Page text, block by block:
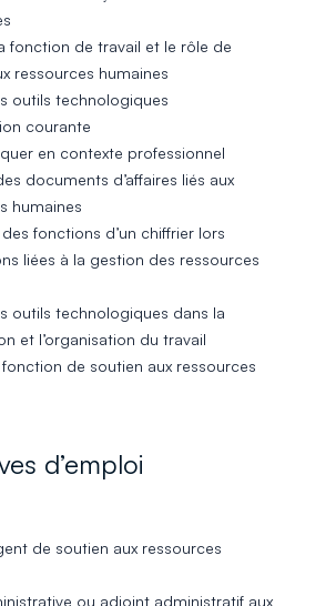
fonction de travail et le rôle de
ressources humaines
outils technologiques
courante
en contexte professionnel
documents d’affaires liés aux
humaines
fonctions d’un chiffrier lors
liées à la gestion des ressources
outils technologiques dans la
et l’organisation du travail
fonction de soutien aux ressources
d’emploi
de soutien aux ressources
ou adjoint administratif aux